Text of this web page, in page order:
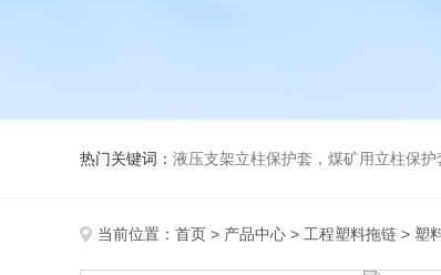
热门关键词： 液压支架立柱保护套，煤矿用立柱保
当前位置： 首页 > 产品中心 > 工程塑料拖链 > 塑